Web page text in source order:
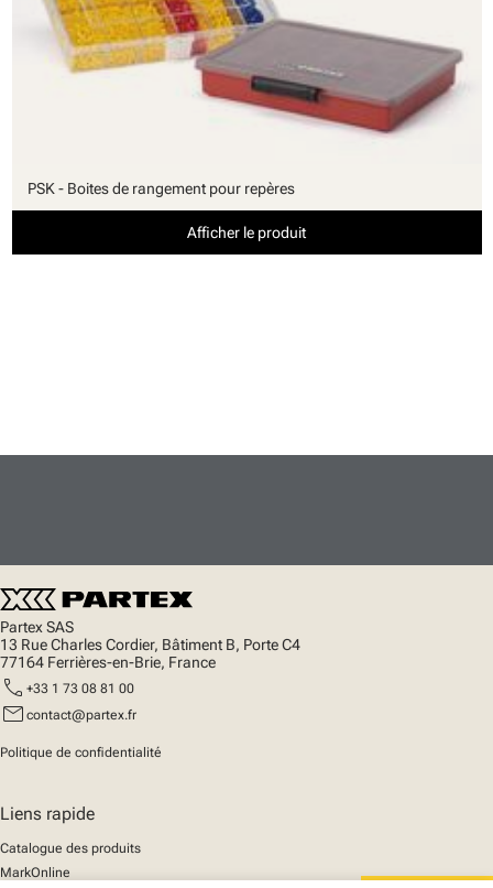
PSK - Boites de rangement pour repères
Afficher le produit
Partex SAS
13 Rue Charles Cordier, Bâtiment B, Porte C4
77164 Ferrières-en-Brie, France
call +33 1 73 08 81 00
mail contact@partex.fr
Politique de confidentialité
Liens rapide
Catalogue des produits
MarkOnline